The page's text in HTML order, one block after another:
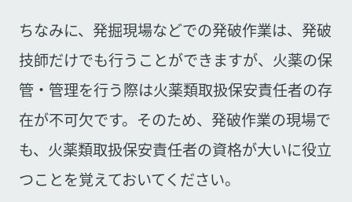
ちなみに、発掘現場などでの発破作業は、発破
技師だけでも行うことができますが、火薬の保
管・管理を行う際は火薬類取扱保安責任者の存
在が不可欠です。そのため、発破作業の現場で
も、火薬類取扱保安責任者の資格が大いに役立
つことを覚えておいてください。